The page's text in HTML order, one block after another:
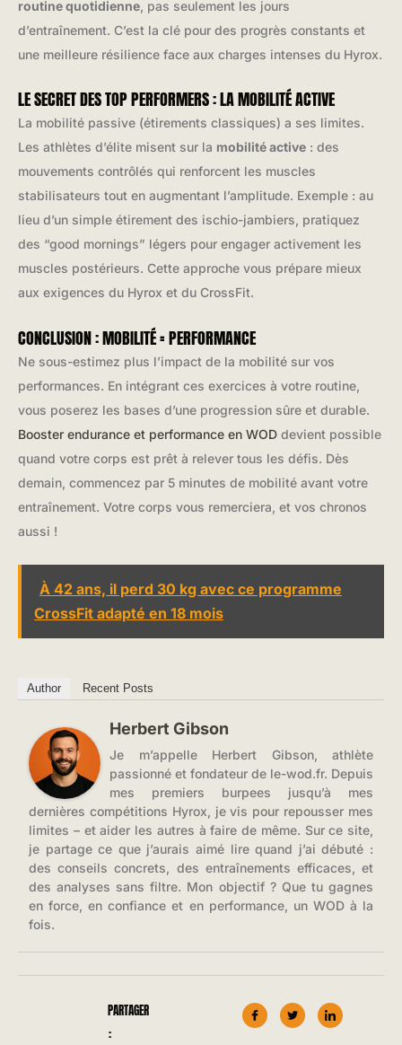
routine quotidienne , pas seulement les jours
d’entraînement. C’est la clé pour des progrès constants et
une meilleure résilience face aux charges intenses du Hyrox.
LE SECRET DES TOP PERFORMERS : LA MOBILITÉ ACTIVE
La mobilité passive (étirements classiques) a ses limites.
Les athlètes d’élite misent sur la mobilité active : des
mouvements contrôlés qui renforcent les muscles
stabilisateurs tout en augmentant l’amplitude. Exemple : au
lieu d’un simple étirement des ischio-jambiers, pratiquez
des “good mornings” légers pour engager activement les
muscles postérieurs. Cette approche vous prépare mieux
aux exigences du Hyrox et du CrossFit.
CONCLUSION : MOBILITÉ = PERFORMANCE
Ne sous-estimez plus l’impact de la mobilité sur vos
performances. En intégrant ces exercices à votre routine,
vous poserez les bases d’une progression sûre et durable.
Booster endurance et performance en WOD devient possible
quand votre corps est prêt à relever tous les défis. Dès
demain, commencez par 5 minutes de mobilité avant votre
entraînement. Votre corps vous remerciera, et vos chronos
aussi !
À 42 ans, il perd 30 kg avec ce programme
CrossFit adapté en 18 mois
Author Recent Posts
Herbert Gibson
Je m’appelle Herbert Gibson, athlète
passionné et fondateur de le-wod.fr. Depuis
mes premiers burpees jusqu’à mes
dernières compétitions Hyrox, je vis pour repousser mes
limites – et aider les autres à faire de même. Sur ce site,
je partage ce que j’aurais aimé lire quand j’ai débuté :
des conseils concrets, des entraînements efficaces, et
des analyses sans filtre. Mon objectif ? Que tu gagnes
en force, en confiance et en performance, un WOD à la
fois.
PARTAGER
: